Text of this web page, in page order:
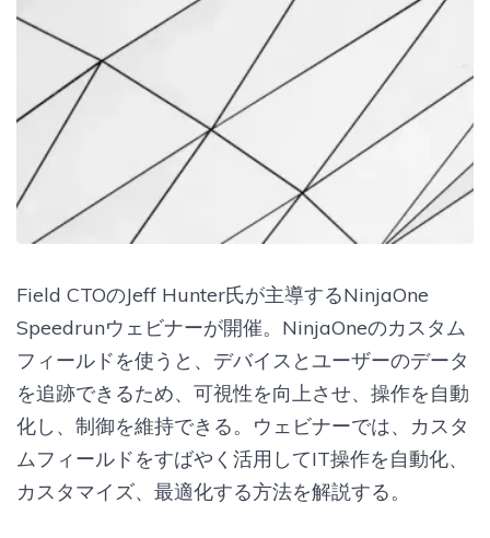
Field CTOのJeff Hunter氏が主導するNinjaOne
Speedrunウェビナーが開催。NinjaOneのカスタム
フィールドを使うと、デバイスとユーザーのデータ
を追跡できるため、可視性を向上させ、操作を自動
化し、制御を維持できる。ウェビナーでは、カスタ
ムフィールドをすばやく活用してIT操作を自動化、
カスタマイズ、最適化する方法を解説する。